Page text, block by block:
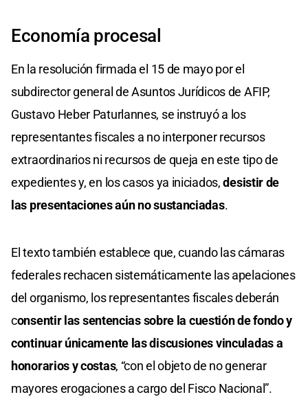
Economía procesal
En la resolución firmada el 15 de mayo por el
subdirector general de Asuntos Jurídicos de AFIP,
Gustavo Heber Paturlannes, se instruyó a los
representantes fiscales a no interponer recursos
extraordinarios ni recursos de queja en este tipo de
expedientes y, en los casos ya iniciados,desistir de
las presentaciones aún no sustanciadas.
El texto también establece que, cuando las cámaras
federales rechacen sistemáticamente las apelaciones
del organismo, los representantes fiscales deberán
consentir las sentencias sobre la cuestión de fondo y
continuar únicamente las discusiones vinculadas a
honorarios y costas, “con el objeto de no generar
mayores erogaciones a cargo del Fisco Nacional”.